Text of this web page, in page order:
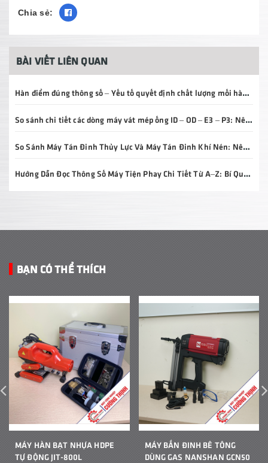
Chia sẻ:
BÀI VIẾT LIÊN QUAN
Hàn điểm đúng thông số – Yếu tố quyết định chất lượng mối hàn và tuổi thọ sản phẩm
So sánh chi tiết các dòng máy vát mép ống ID – OD – E3 – P3: Nên chọn loại nào?
So Sánh Máy Tán Đinh Thủy Lực Và Máy Tán Đinh Khí Nén: Nên Chọn Loại Nào Cho Doanh Nghiệp?
Hướng Dẫn Đọc Thông Số Máy Tiện Phay Chi Tiết Từ A–Z: Bí Quyết Chọn Đúng Máy, Đầu Tư Hiệu Quả
BẠN CÓ THỂ THÍCH
MÁY HÀN BẠT NHỰA HDPE
TỰ ĐỘNG JIT-800L
MÁY BẮN ĐINH BÊ TÔNG
DÙNG GAS NANSHAN GCN50